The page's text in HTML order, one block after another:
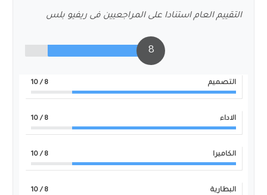
التقييم العام استنادا على المراجعيين فى ريفيو بلس
8
التصميم 8
/ 10
الاداء 8
/ 10
الكاميرا 8
/ 10
البطارية 8
/ 10